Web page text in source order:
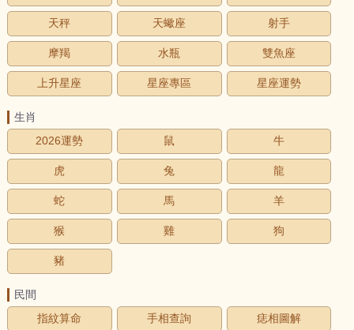
天秤 天蠍座 射手
摩羯 水瓶 雙魚座
上升星座 星座專區 星座運勢
生肖
2026運勢
鼠 牛
虎 兔 龍
蛇 馬 羊
猴 雞 狗
豬
民間
指紋算命
手相查詢 痣相圖解